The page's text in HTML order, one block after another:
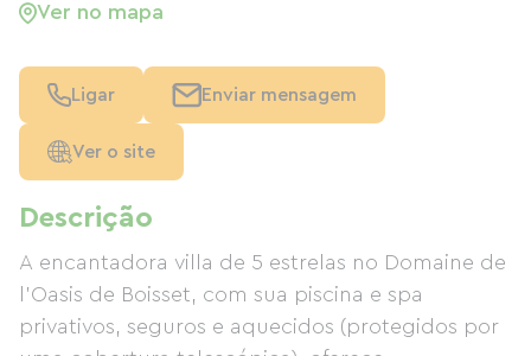
Descrição
A encantadora villa de 5 estrelas no Domaine de
l'Oasis de Boisset, com sua piscina e spa
privativos, seguros e aquecidos (protegidos por
Ver no mapa
Ligar Enviar mensagem
Ver o site